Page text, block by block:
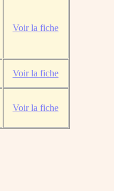
Voir la fiche
Voir la fiche
Voir la fiche